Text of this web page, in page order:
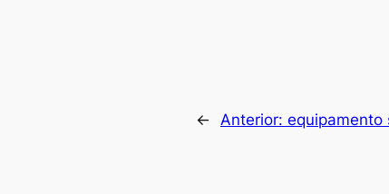
← Anterior: equipamento